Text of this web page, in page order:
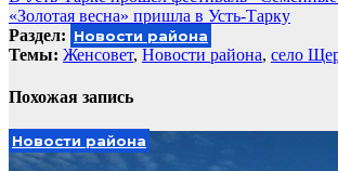
по
записям
«Золотая весна» пришла в Усть-Тарку
Раздел: Новости района
Темы: Женсовет, Новости района, село
Похожая запись
Новости района